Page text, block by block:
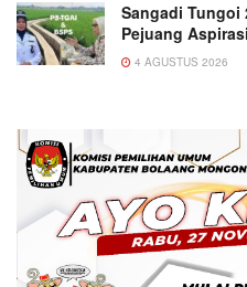
Sangadi Tungoi
Pejuang
4 AGUSTUS 2026